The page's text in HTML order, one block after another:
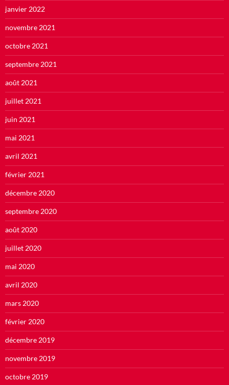
janvier 2022
novembre 2021
octobre 2021
septembre 2021
août 2021
juillet 2021
juin 2021
mai 2021
avril 2021
février 2021
décembre 2020
septembre 2020
août 2020
juillet 2020
mai 2020
avril 2020
mars 2020
février 2020
décembre 2019
novembre 2019
octobre 2019